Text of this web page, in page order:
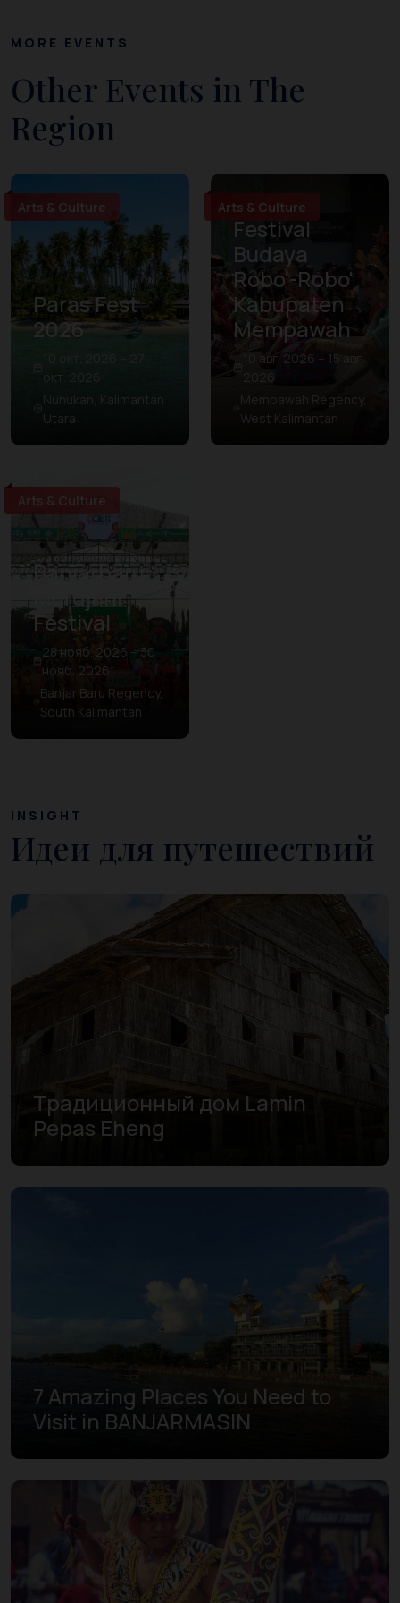
MORE EVENTS
Other Events in The
Region
Arts & Culture
Paras Fest
2026
окт. 2026
Nunukan, Kalimantan
Utara
Arts & Culture
Festival
Budaya
Robo'-Robo'
Kabupaten
Mempawah
10 авг. 2026 – 15 авг.
2026
Mempawah Regency,
West Kalimantan
Arts & Culture
Banjarbaru
Murdjani
Festival
28 нояб. 2026 – 30
нояб. 2026
Banjar Baru Regency,
South Kalimantan
INSIGHT
Идеи для путешествий
Традиционный дом Lamin
Pepas Eheng
7 Amazing Places You Need to
Visit in BANJARMASIN